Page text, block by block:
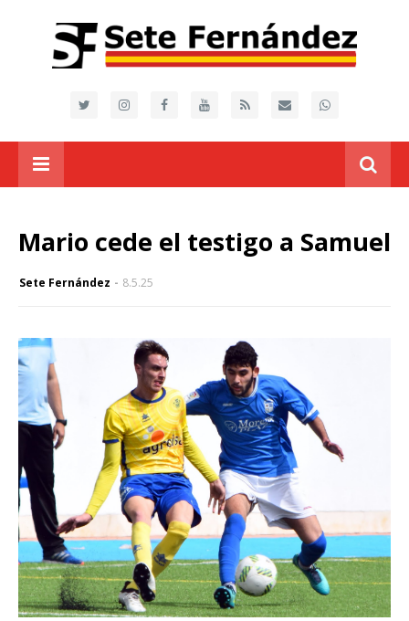
Mario cede el testigo a Samuel
Sete Fernández 8.5.25